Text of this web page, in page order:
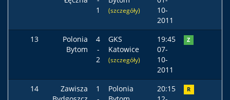
1
(szczegóły)
10-
2011
13
Polonia
Bytom
4
-
2
GKS
Katowice
(szczegóły)
19:45
07-
10-
2011
Z
14
Zawisza
1
Polonia
20:15
R